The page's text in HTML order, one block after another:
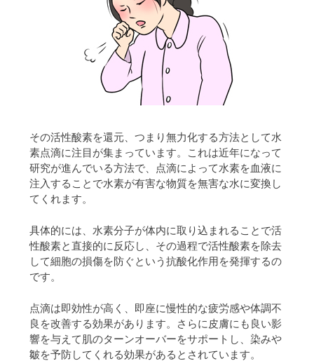
その活性酸素を還元、つまり無力化する方法として水
素点滴に注目が集まっています。これは近年になって
研究が進んでいる方法で、点滴によって水素を血液に
注入することで水素が有害な物質を無害な水に変換し
てくれます。
具体的には、水素分子が体内に取り込まれることで活
性酸素と直接的に反応し、その過程で活性酸素を除去
して細胞の損傷を防ぐという抗酸化作用を発揮するの
です。
点滴は即効性が高く、即座に慢性的な疲労感や体調不
良を改善する効果があります。さらに皮膚にも良い影
響を与えて肌のターンオーバーをサポートし、染みや
皺を予防してくれる効果があるとされています。